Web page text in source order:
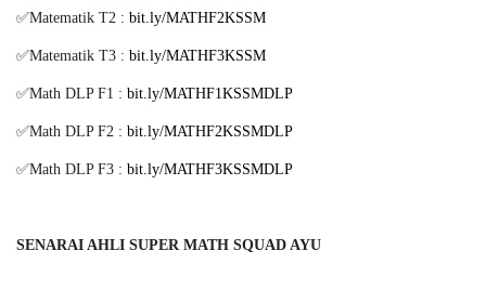
✅Matematik T2 : bit.ly/MATHF2KSSM
✅Matematik T3 : bit.ly/MATHF3KSSM
✅Math DLP F1 : bit.ly/MATHF1KSSMDLP
✅Math DLP F2 : bit.ly/MATHF2KSSMDLP
✅Math DLP F3 : bit.ly/MATHF3KSSMDLP
SENARAI AHLI SUPER MATH SQUAD AYU